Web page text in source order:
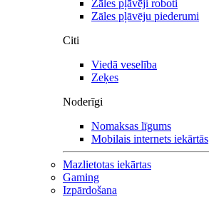
Zāles pļāvēji roboti
Zāles pļāvēju piederumi
Citi
Viedā veselība
Zeķes
Noderīgi
Nomaksas līgums
Mobilais internets iekārtās
Mazlietotas iekārtas
Gaming
Izpārdošana